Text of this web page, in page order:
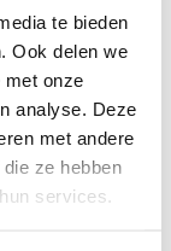
te bieden
Ook delen we
met onze
analyse. Deze
met andere
ze hebben
services.
Ik
welke
‘in paniek’
pijnen